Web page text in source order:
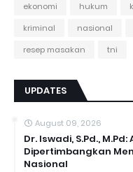
ekonomi
hukum
kriminal
nasional
resep masakan
tni
UPDATES
August 09, 2026
Dr. Iswadi, S.Pd.,
Dipertimbangkan
Nasional